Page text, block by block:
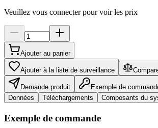
Veuillez vous connecter pour voir les prix
Ajouter au panier
Ajouter à la liste de surveillance
Demande produit
Exemple de
Données
Téléchargements Composants du
Exemple de commande